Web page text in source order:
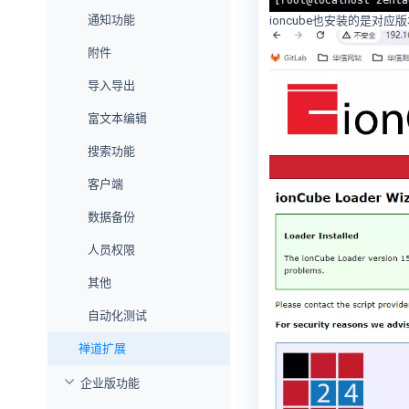
通知功能
附件
导入导出
富文本编辑
搜索功能
客户端
数据备份
人员权限
其他
自动化测试
禅道扩展
企业版功能
ioncube也安装的是对应